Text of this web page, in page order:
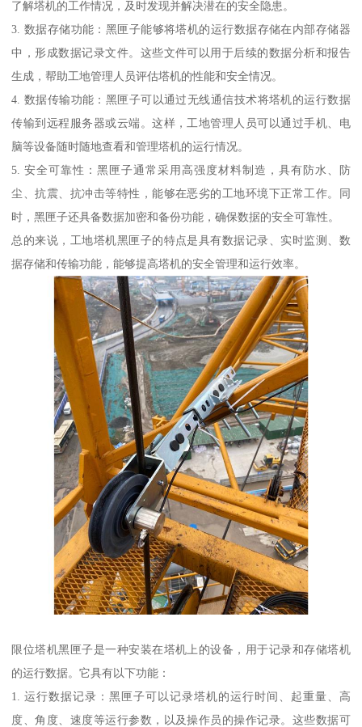
了解塔机的工作情况，及时发现并解决潜在的安全隐患。
3. 数据存储功能：黑匣子能够将塔机的运行数据存储在内部存储器
中，形成数据记录文件。这些文件可以用于后续的数据分析和报告
生成，帮助工地管理人员评估塔机的性能和安全情况。
4. 数据传输功能：黑匣子可以通过无线通信技术将塔机的运行数据
传输到远程服务器或云端。这样，工地管理人员可以通过手机、电
脑等设备随时随地查看和管理塔机的运行情况。
5. 安全可靠性：黑匣子通常采用高强度材料制造，具有防水、防
尘、抗震、抗冲击等特性，能够在恶劣的工地环境下正常工作。同
时，黑匣子还具备数据加密和备份功能，确保数据的安全可靠性。
总的来说，工地塔机黑匣子的特点是具有数据记录、实时监测、数
据存储和传输功能，能够提高塔机的安全管理和运行效率。
限位塔机黑匣子是一种安装在塔机上的设备，用于记录和存储塔机
的运行数据。它具有以下功能：
1. 运行数据记录：黑匣子可以记录塔机的运行时间、起重量、高
度、角度、速度等运行参数，以及操作员的操作记录。这些数据可